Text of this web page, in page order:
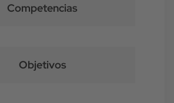
Competencias
Objetivos